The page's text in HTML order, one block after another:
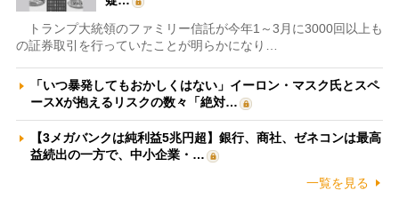
トランプ大統領のファミリー信託が今年1～3月に3000回以上も
の証券取引を行っていたことが明らかになり…
「いつ暴発してもおかしくはない」イーロン・マスク氏とスペ
ースXが抱えるリスクの数々「絶対…
【3メガバンクは純利益5兆円超】銀行、商社、ゼネコンは最高
益続出の一方で、中小企業・…
一覧を見る